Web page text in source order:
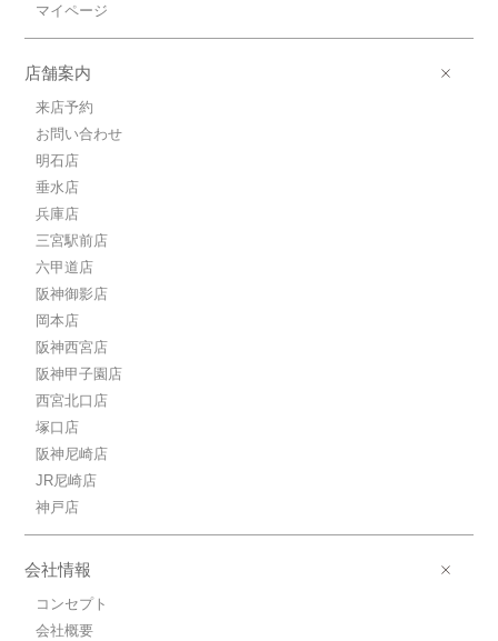
マイページ
店舗案内
来店予約
お問い合わせ
明石店
垂水店
兵庫店
三宮駅前店
六甲道店
阪神御影店
岡本店
阪神西宮店
阪神甲子園店
西宮北口店
塚口店
阪神尼崎店
JR尼崎店
神戸店
会社情報
コンセプト
会社概要